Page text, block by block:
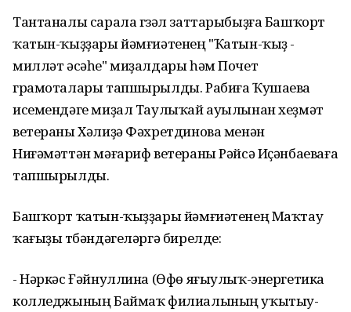
Тантаналы сарала гүзәл заттарыбыҙға Башҡорт
ҡатын-ҡыҙҙары йәмғиәтенең "Ҡатын-ҡыҙ -
милләт әсәһе" миҙалдары һәм Почет
грамоталары тапшырылды. Рабиға Ҡушаева
исемендәге миҙал Таулыҡай ауылынан хеҙмәт
ветераны Хәлиҙә Фәхретдинова менән
Ниғәмәттән мәғариф ветераны Рәйсә Иҫәнбаеваға
тапшырылды.
Башҡорт ҡатын-ҡыҙҙары йәмғиәтенең Маҡтау
ҡағыҙы түбәндәгеләргә бирелде:
- Нәркәс Ғәйнуллина (Өфө яғыулыҡ-энергетика
колледжының Баймаҡ филиалының уҡытыу-